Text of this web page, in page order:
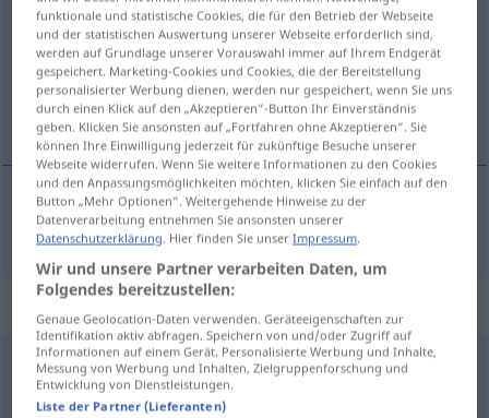
Übersicht aller Übersetzungen
(Für mehr Details die Übersetzung anklicken/antippen)
Kessel
Kesselm(mit Henkel) caldero
Beispielsätze für "caldero"
echarlasoga trasel caldero
dieFlinteinsKorn werfen
funktionale und statistische Cookies, die für den Betrieb der Webseite
und der statistischen Auswertung unserer Webseite erforderlich sind,
werden auf Grundlage unserer Vorauswahl immer auf Ihrem Endgerät
gespeichert. Marketing-Cookies und Cookies, die der Bereitstellung
personalisierter Werbung dienen, werden nur gespeichert, wenn Sie uns
durch einen Klick auf den „Akzeptieren“-Button Ihr Einverständnis
geben. Klicken Sie ansonsten auf „Fortfahren ohne Akzeptieren“. Sie
können Ihre Einwilligung jederzeit für zukünftige Besuche unserer
Webseite widerrufen. Wenn Sie weitere Informationen zu den Cookies
und den Anpassungsmöglichkeiten möchten, klicken Sie einfach auf den
Button „Mehr Optionen“. Weitergehende Hinweise zu der
Datenverarbeitung entnehmen Sie ansonsten unserer
Datenschutzerklärung. Hier finden Sie unserImpressum.
Wir und unsere Partner verarbeiten Daten, um
Folgendes bereitzustellen:
Genaue Geolocation-Daten verwenden. Geräteeigenschaften zur
Identifikation aktiv abfragen. Speichern von und/oder Zugriff auf
Informationen auf einem Gerät. Personalisierte Werbung und Inhalte,
Messung von Werbung und Inhalten, Zielgruppenforschung und
Entwicklung von Dienstleistungen.
Liste der Partner (Lieferanten)